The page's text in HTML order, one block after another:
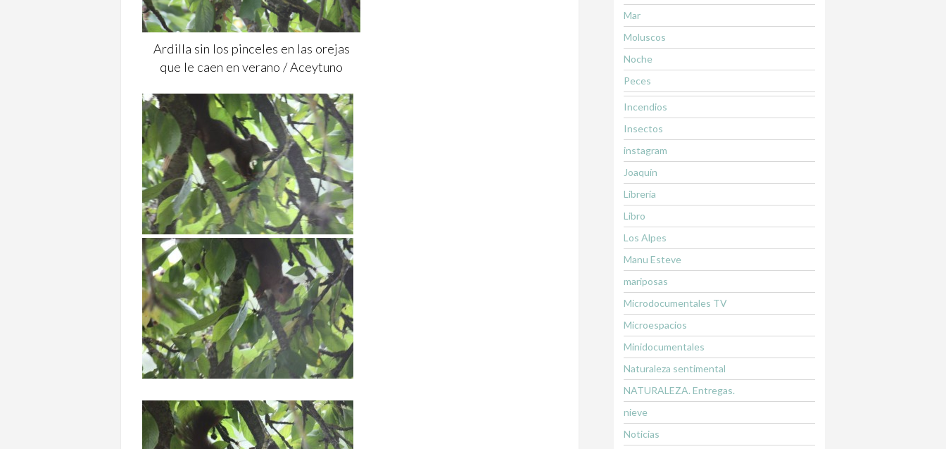
Ardilla sin los pinceles en las orejas
que le caen en verano / Aceytuno
Mar
Moluscos
Noche
Peces
Incendios
Insectos
instagram
Joaquín
Librería
Libro
Los Alpes
Manu Esteve
mariposas
Microdocumentales TV
Microespacios
Minidocumentales
Naturaleza sentimental
NATURALEZA. Entregas.
nieve
Noticias